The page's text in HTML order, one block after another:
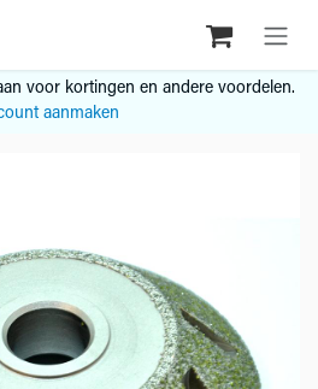
voor kortingen en andere voordelen.
aanmaken